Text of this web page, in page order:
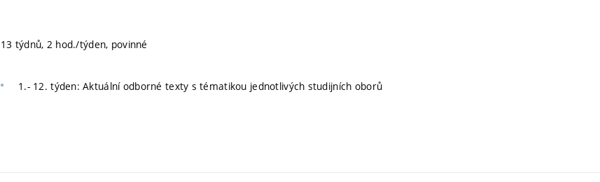
13 týdnů, 2 hod./týden, povinné
1.- 12. týden: Aktuální odborné texty s tématikou jednotlivých studijních oborů